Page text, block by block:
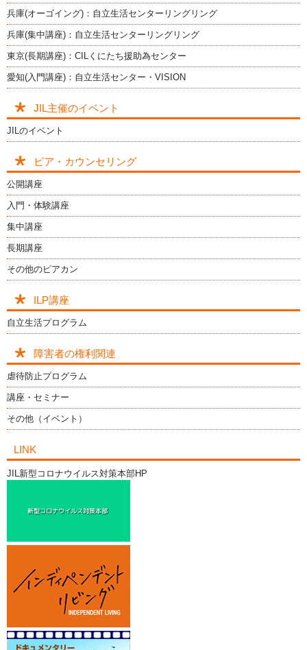
兵庫(オーゴイング)：自立生活センターリングリング
兵庫(集中講座)：自立生活センターリングリング
東京(長期講座)：CILくにたち援助為センター
愛知(入門講座)：自立生活センター・VISION
JIL主催のイベント
JILのイベント
ピア・カウンセリング
公開講座
入門・体験講座
集中講座
長期講座
その他のピアカン
ILP講座
自立生活プログラム
障害者の権利関連
虐待防止プログラム
講座・セミナー
その他（イベント）
LINK
JIL新型コロナウイルス対策本部HP